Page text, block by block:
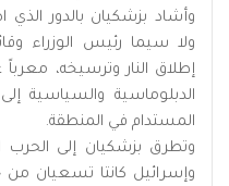
وأشاد بزشكيان بالدور
ولا سيما رئيس الوزراء
إطلاق النار وترسيخه،
الدبلوماسية والسياسية
المستدام في المنطقة.
وتطرق بزشكيان إلى الحرب
وإسرائيل كانتا تسعيان من